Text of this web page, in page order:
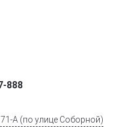
888
А (по улице Соборной)